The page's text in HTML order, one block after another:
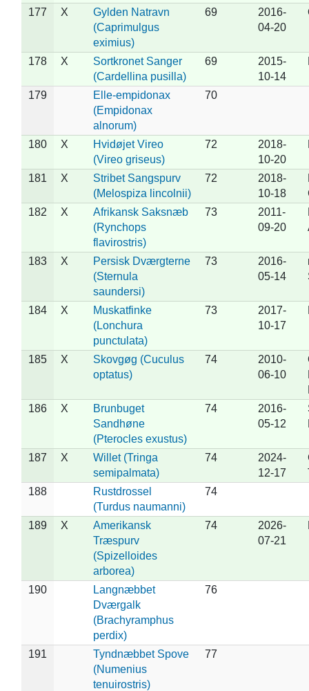
177
X
Gylden Natravn
(Caprimulgus
eximius)
69
2016-
04-20
178 X
Sortkronet Sanger
(Cardellina pusilla)
69
2015-
10-14
179
Elle-empidonax
(Empidonax
alnorum)
70
180 X
Hvidøjet Vireo
(Vireo griseus)
72
2018-
10-20
181 X
Stribet Sangspurv
(Melospiza lincolnii)
72
2018-
10-18
182
X
Afrikansk Saksnæb
(Rynchops
flavirostris)
73
2011-
09-20
183 X
Persisk Dværgterne
(Sternula
saundersi)
73
2016-
05-14
184 X
Muskatfinke
(Lonchura
punctulata)
73
2017-
10-17
185 X
Skovgøg (Cuculus
optatus)
74
2010-
06-10
186
X
Brunbuget
Sandhøne
(Pterocles exustus)
74
2016-
05-12
187 X
Willet (Tringa
semipalmata)
74
2024-
12-17
188
Rustdrossel
(Turdus naumanni)
74
189 X
Amerikansk
Træspurv
(Spizelloides
arborea)
74
2026-
07-21
190
Langnæbbet
Dværgalk
(Brachyramphus
perdix)
76
191
Tyndnæbbet Spove
(Numenius
tenuirostris)
77